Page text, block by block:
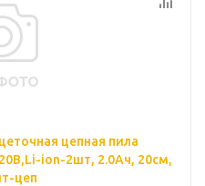
цепная пила
ion-2шт, 2.0Ач, 20см,
цеп